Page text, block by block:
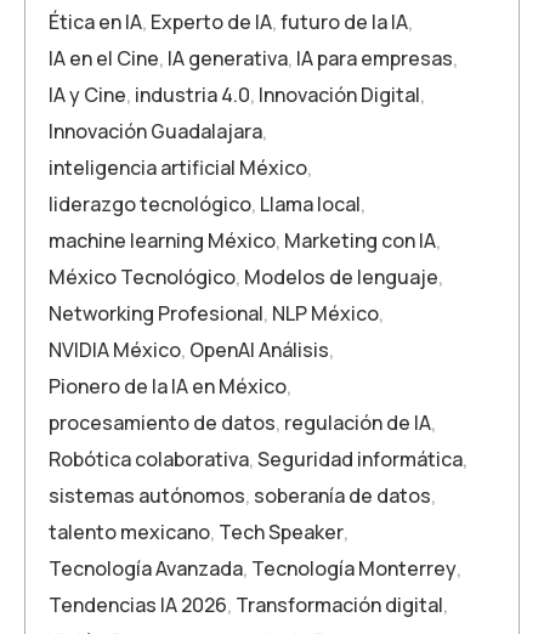
Ética en IA, Experto de IA,futuro de la IA,
IA en el Cine, IA generativa, IA para empresas,
IA y Cine, industria 4.0, Innovación Digital,
Innovación Guadalajara,
inteligencia artificial México,
liderazgo tecnológico, Llama local,
machine learning México, Marketing con IA,
México Tecnológico, Modelos de lenguaje,
Networking Profesional, NLP México,
NVIDIA México, OpenAI Análisis,
Pionero de la IA en México,
procesamiento de datos, regulación de IA,
Robótica colaborativa,Seguridad informática,
sistemas autónomos, soberanía de datos,
talento mexicano, Tech Speaker,
Tecnología Avanzada, Tecnología Monterrey,
Tendencias IA 2026, Transformación digital,